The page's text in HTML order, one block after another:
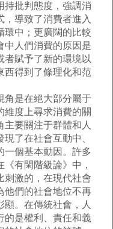
持批判態度，強調消
，導致了消費者進入
環中；更廣闊的比較
中人們消費的原因是
者賦予了新的環境以
西得到了條理化和范
是在絕大部分屬于
維度上尋求消費的關
要關注于群體和人
了在社會互動中、
一個基本動因。許多
有閑階級論》中，
刺激的，在現代社會
他們的社會地位不再
。在傳統社會，人
的是權利、責任和義